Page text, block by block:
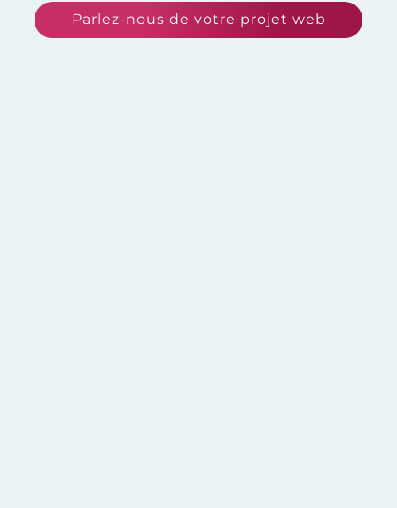
Parlez-nous de votre projet web